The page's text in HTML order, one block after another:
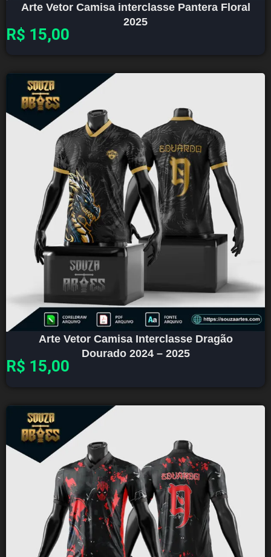
Arte Vetor Camisa interclasse Pantera Floral
2025
R$ 15,00
Arte Vetor Camisa Interclasse Dragão
Dourado 2024 – 2025
R$ 15,00